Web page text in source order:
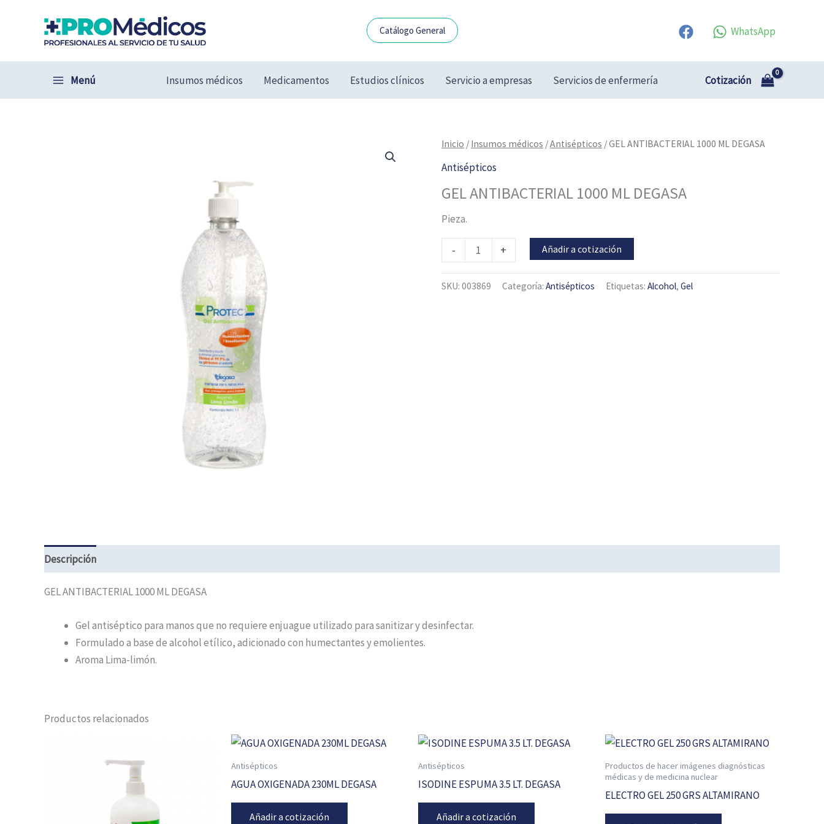
contenido
Catálogo General WhatsApp
Menú Insumos médicos Medicamentos Estudios clínicos Servicio a empresas Servicios de enfermería Cotización
Inicio / Insumos médicos /Antisépticos / GEL ANTIBACTERIAL 1000 ML DEGASA
Antisépticos
GEL ANTIBACTERIAL 1000 ML DEGASA
Pieza.
-
GEL
ANTIBACTERIAL
ML
DEGASA
+ Añadir a cotización
SKU: 003869 Categoría: Antisépticos Etiquetas: Alcohol, Gel
Descripción
GEL ANTIBACTERIAL 1000 ML DEGASA
Gel antiséptico para manos que no requiere enjuague utilizado para sanitizar y desinfectar.
Formulado a base de alcohol etílico, adicionado con humectantes y emolientes.
Aroma Lima-limón.
Productos relacionados
Antisépticos
AGUA OXIGENADA 230ML DEGASA
Añadir a cotización
Antisépticos
ISODINE ESPUMA 3.5 LT. DEGASA
Añadir a cotización
Productos de hacer imágenes diagnósticas
médicas y de medicina nuclear
ELECTRO GEL 250 GRS ALTAMIRANO